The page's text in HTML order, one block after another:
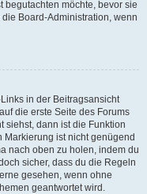
begutachten möchte, bevor sie
Board-Administration, wenn
in der Beitragsansicht
die erste Seite des Forums
siehst, dann ist die Funktion
ist nicht genügend
nach oben zu holen, indem du
sicher, dass du die Regeln
gesehen, wenn ohne
geantwortet wird.